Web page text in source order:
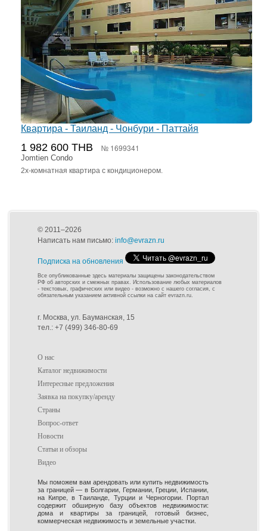
Квартира - Таиланд - Чонбури - Паттайя
1 982 600 THB № 1699341
Jomtien Condo
2х-комнатная квартира с кондиционером.
© 2011–2026
Написать нам письмо: info@evrazn.ru
Подписка на обновления
Все опубликованные здесь материалы защищены законодательством
РФ об авторских и смежных правах. Использование любых материалов
- текстовых, графических или видео - возможно с нашего согласия, с
обязательным указанием активной ссылки на сайт evrazn.ru.
г. Москва, ул. Бауманская, 15
тел.: +7 (499) 346-80-69
О нас
Каталог недвижимости
Интересные предложения
Заявка на покупку/аренду
Страны
Вопрос-ответ
Новости
Статьи и обзоры
Видео
Мы поможем вам арендовать или купить недвижимость
за границей — в Болгарии, Германии, Греции, Испании,
на Кипре, в Таиланде, Турции и Черногории. Портал
содержит обширную базу объектов недвижимости:
дома и квартиры за границей, готовый бизнес,
коммерческая недвижимость и земельные участки.